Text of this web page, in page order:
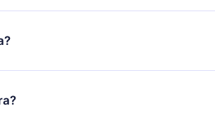
a aproveitar nossa biblioteca. Se por
basta entrar em contato com nossa
até 7 dias após a compra e solicitar o